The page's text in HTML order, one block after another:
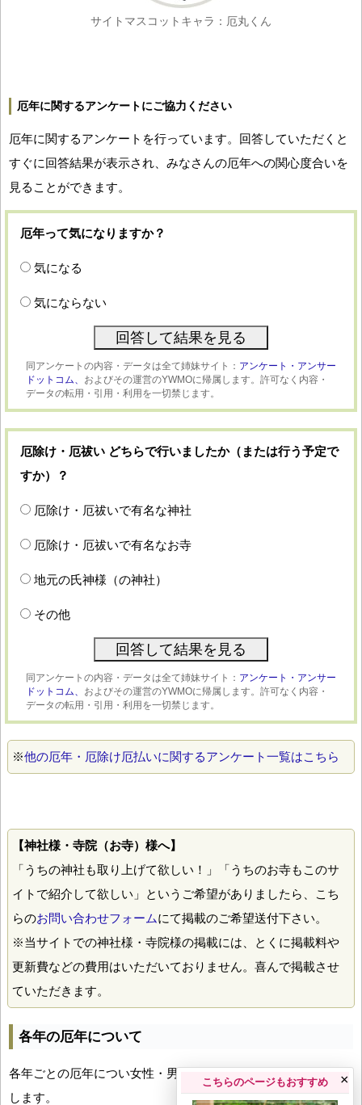
サイトマスコットキャラ：厄丸くん
厄年に関するアンケートにご協力ください
厄年に関するアンケートを行っています。回答していただくと
すぐに回答結果が表示され、みなさんの厄年への関心度合いを
見ることができます。
厄年って気になりますか？
気になる
気にならない
同アンケートの内容・データは全て姉妹サイト： アンケート・アンサー
ドットコム、 およびその運営のYWMOに帰属します。許可なく内容・
データの転用・引用・利用を一切禁じます。
厄除け・厄祓い どちらで行いましたか（または行う予定で
すか）？
厄除け・厄祓いで有名な神社
厄除け・厄祓いで有名なお寺
地元の氏神様（の神社）
その他
同アンケートの内容・データは全て姉妹サイト： アンケート・アンサー
ドットコム、 およびその運営のYWMOに帰属します。許可なく内容・
データの転用・引用・利用を一切禁じます。
※他の厄年・厄除け厄払いに関するアンケート一覧はこちら
【神社様・寺院（お寺）様へ】
「うちの神社も取り上げて欲しい！」「うちのお寺もこのサ
イトで紹介して欲しい」というご希望がありましたら、こち
らのお問い合わせフォームにて掲載のご希望送付下さい。
※当サイトでの神社様・寺院様の掲載には、とくに掲載料や
更新費などの費用はいただいておりません。喜んで掲載させ
ていただきます。
各年の厄年について
各年ごとの厄年につい女性・男性の年齢早見表とともにお伝え
します。
こちらのページもおすすめ ×